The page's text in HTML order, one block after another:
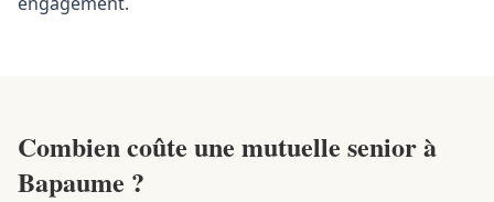
Combien coûte une mutuelle senior à
Bapaume ?